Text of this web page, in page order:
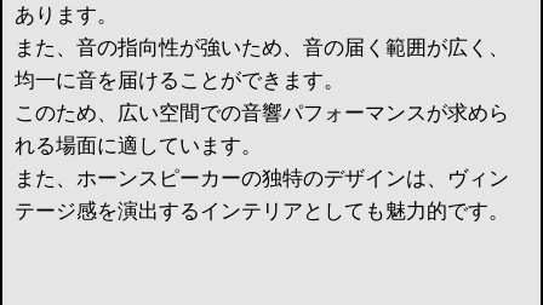
あります。
また、音の指向性が強いため、音の届く範囲が広く、
均一に音を届けることができます。
このため、広い空間での音響パフォーマンスが求めら
れる場面に適しています。
また、ホーンスピーカーの独特のデザインは、ヴィン
テージ感を演出するインテリアとしても魅力的です。